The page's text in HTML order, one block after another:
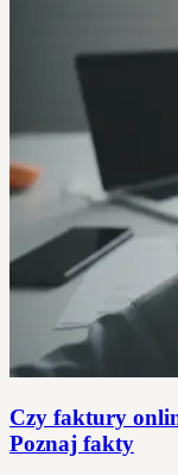
Czy faktury
Poznaj fakty